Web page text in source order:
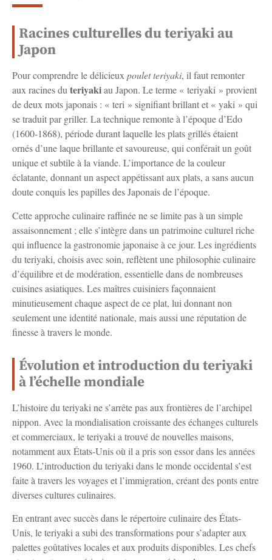
Racines culturelles du teriyaki au
Japon
Pour comprendre le délicieux poulet teriyaki, il faut remonter
aux racines du teriyakiau Japon. Le terme « teriyaki » provient
de deux mots japonais : « teri » signifiant brillant et « yaki » qui
se traduit par griller. La technique remonte à l’époque d’Edo
(1600-1868), période durant laquelle les plats grillés étaient
ornés d’une laque brillante et savoureuse, qui conférait un goût
unique et subtile à la viande. L’importance de la couleur
éclatante, donnant un aspect appétissant aux plats, a sans aucun
doute conquis les papilles des Japonais de l’époque.
Cette approche culinaire raffinée ne se limite pas à un simple
assaisonnement ; elle s’intègre dans un patrimoine culturel riche
qui influence la gastronomie japonaise à ce jour. Les ingrédients
du teriyaki, choisis avec soin, reflètent une philosophie culinaire
d’équilibre et de modération, essentielle dans de nombreuses
cuisines asiatiques. Les maîtres cuisiniers façonnaient
minutieusement chaque aspect de ce plat, lui donnant non
seulement une identité nationale, mais aussi une réputation de
finesse à travers le monde.
Évolution et introduction du teriyaki
à l’échelle mondiale
L’histoire du teriyaki ne s’arrête pas aux frontières de l’archipel
nippon. Avec la mondialisation croissante des échanges culturels
et commerciaux, le teriyaki a trouvé de nouvelles maisons,
notamment aux États-Unis où il a pris son essor dans les années
1960. L’introduction du teriyaki dans le monde occidental s’est
faite à travers les voyages et l’immigration, créant des ponts entre
diverses cultures culinaires.
En entrant avec succès dans le répertoire culinaire des États-
Unis, le teriyaki a subi des transformations pour s’adapter aux
palettes goûtatives locales et aux produits disponibles. Les chefs